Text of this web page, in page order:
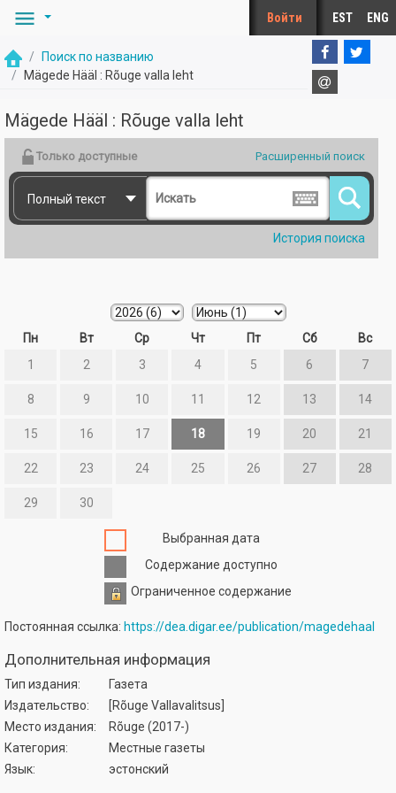
Войти EST ENG
Поиск по названию
Mägede Hääl : Rõuge valla leht
Mägede Hääl : Rõuge valla leht
Mägede Hääl : Rõuge valla leht
Только доступные Расширенный поиск
Полный текст
История поиска
Пн Вт Ср Чт Пт Сб
Вс
1
2 3 4 5 6 7
8 9 10 11 12 13 14
15 16 17 18 19 20 21
22 23 24 25 26 27 28
29 30
Выбранная дата
Содержание доступно
Ограниченное содержание
Постоянная ссылка: https://dea.digar.ee/publication/magedehaal
Дополнительная информация
Тип издания:
Газета
Издательство:
[Rõuge Vallavalitsus]
Место издания:
Rõuge (2017-)
Категория:
Местные газеты
Язык:
эстонский